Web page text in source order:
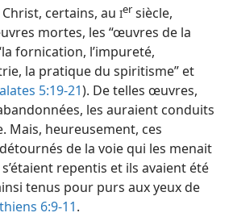
certains, au Ier siècle,
mortes, les “œuvres de la
fornication, l’impureté,
la pratique du spiritisme” et
5:19-21). De telles œuvres,
les auraient conduits
Mais, heureusement, ces
de la voie qui les menait
repentis et ils avaient été
tenus pour purs aux yeux de
6:9-11.